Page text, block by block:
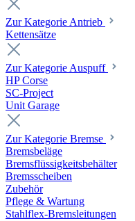
Zur Kategorie Antrieb
Kettensätze
Zur Kategorie Auspuff
HP Corse
SC-Project
Unit Garage
Zur Kategorie Bremse
Bremsbeläge
Bremsflüssigkeitsbehälter
Bremsscheiben
Zubehör
Pflege & Wartung
Stahlflex-Bremsleitungen